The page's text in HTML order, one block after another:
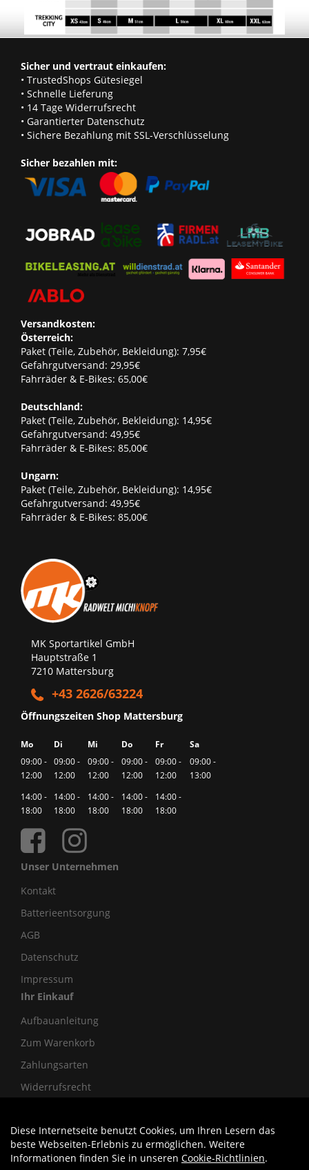
Sicher und vertraut einkaufen:
• TrustedShops Gütesiegel
• Schnelle Lieferung
• 14 Tage Widerrufsrecht
• Garantierter Datenschutz
• Sichere Bezahlung mit SSL-Verschlüsselung
Sicher bezahlen mit:
Versandkosten:
Österreich:
Paket (Teile, Zubehör, Bekleidung): 7,95€
Gefahrgutversand: 29,95€
Fahrräder & E-Bikes: 65,00€
Deutschland:
Paket (Teile, Zubehör, Bekleidung): 14,95€
Gefahrgutversand: 49,95€
Fahrräder & E-Bikes: 85,00€
Ungarn:
Paket (Teile, Zubehör, Bekleidung): 14,95€
Gefahrgutversand: 49,95€
Fahrräder & E-Bikes: 85,00€
MK Sportartikel GmbH
Hauptstraße 1
7210 Mattersburg
+43 2626/63224
Öffnungszeiten Shop Mattersburg
Mo Di Mi Do Fr
Sa
09:00 -
12:00
09:00 -
12:00
09:00 -
12:00
09:00 -
12:00
09:00 -
12:00
09:00 -
13:00
14:00 -
18:00
14:00 -
18:00
14:00 -
18:00
14:00 -
18:00
14:00 -
18:00
Unser Unternehmen
Kontakt
Batterieentsorgung
AGB
Datenschutz
Impressum
Ihr Einkauf
Aufbauanleitung
Zum Warenkorb
Zahlungsarten
Widerrufsrecht
Diese Internetseite benutzt Cookies, um Ihren Lesern das
beste Webseiten-Erlebnis zu ermöglichen. Weitere
Informationen finden Sie in unseren Cookie-Richtlinien.
Auftrag widerrufen